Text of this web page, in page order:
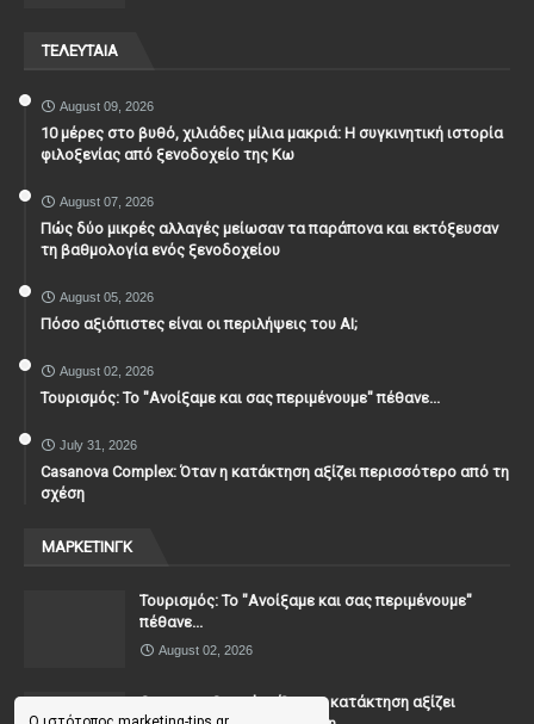
ΤΕΛΕΥΤΑΙΑ
August 09, 2026
10 μέρες στο βυθό, χιλιάδες μίλια μακριά: Η συγκινητική ιστορία
φιλοξενίας από ξενοδοχείο της Κω
August 07, 2026
Πώς δύο μικρές αλλαγές μείωσαν τα παράπονα και εκτόξευσαν
τη βαθμολογία ενός ξενοδοχείου
August 05, 2026
Πόσο αξιόπιστες είναι οι περιλήψεις του ΑΙ;
August 02, 2026
Τουρισμός: Το "Ανοίξαμε και σας περιμένουμε" πέθανε...
July 31, 2026
Casanova Complex: Όταν η κατάκτηση αξίζει περισσότερο από τη
σχέση
ΜΑΡΚΕΤΙΝΓΚ
Τουρισμός: Το "Ανοίξαμε και σας περιμένουμε"
πέθανε...
August 02, 2026
Casanova Complex: Όταν η κατάκτηση αξίζει